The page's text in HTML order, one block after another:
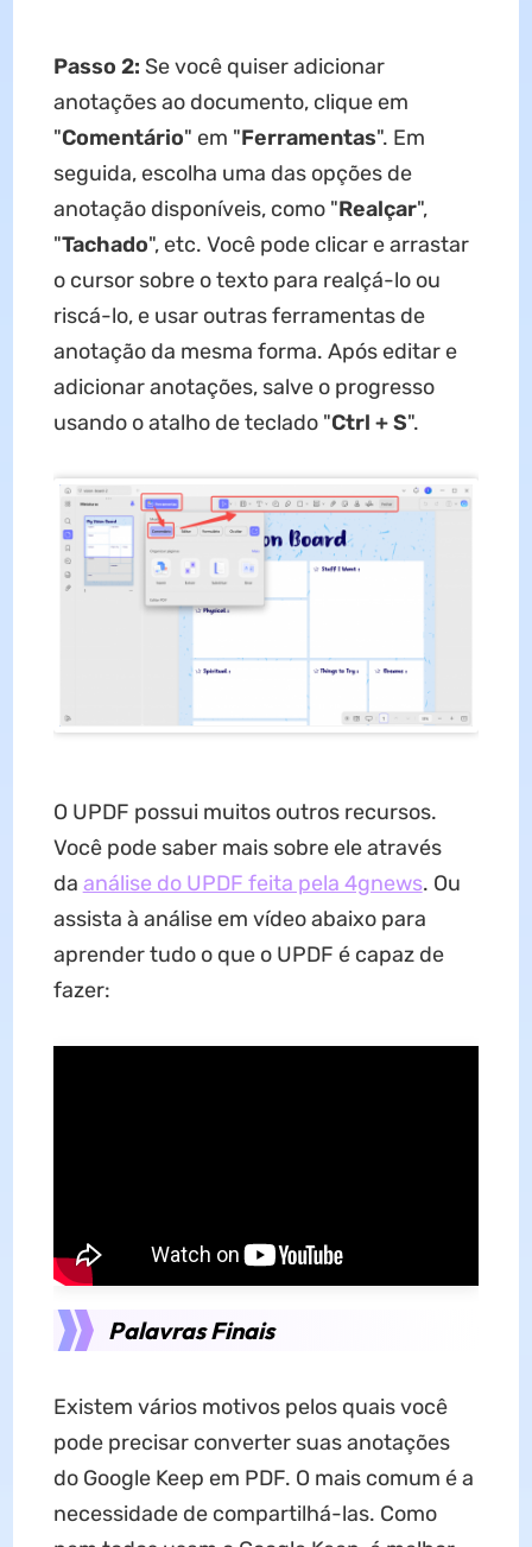
Passo 2: Se você quiser adicionar
anotações ao documento, clique em
"Comentário" em "Ferramentas". Em
seguida, escolha uma das opções de
anotação disponíveis, como "Realçar",
"Tachado", etc. Você pode clicar e arrastar
o cursor sobre o texto para realçá-lo ou
riscá-lo, e usar outras ferramentas de
anotação da mesma forma. Após editar e
adicionar anotações, salve o progresso
usando o atalho de teclado "Ctrl + S".
O UPDF possui muitos outros recursos.
Você pode saber mais sobre ele através
da análise do UPDF feita pela 4gnews. Ou
assista à análise em vídeo abaixo para
aprender tudo o que o UPDF é capaz de
fazer:
Palavras Finais
Existem vários motivos pelos quais você
pode precisar converter suas anotações
do Google Keep em PDF. O mais comum é a
necessidade de compartilhá-las. Como